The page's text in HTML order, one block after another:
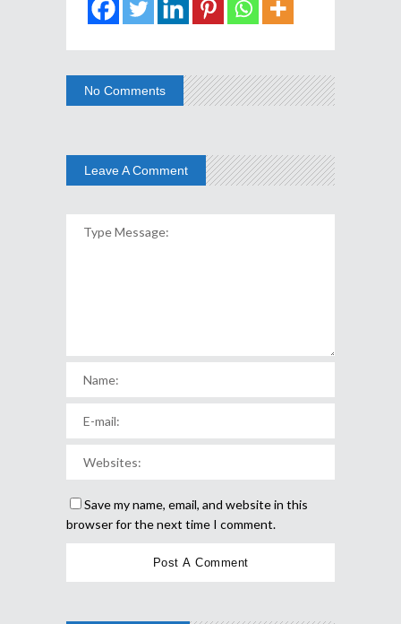
No Comments
Leave A Comment
Save my name, email, and website in this
browser for the next time I comment.